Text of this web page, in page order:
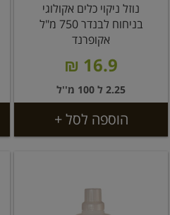
נוזל ניקוי כלים אקולוגי
בניחוח לבנדר 750 מ"ל
אקופרנד
16.9 ₪
2.25 ל 100 מ''ל
הוספה לסל +